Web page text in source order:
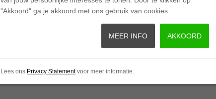
"Akkoord" ga je akkoord met ons gebruik van cookies.
AKKOORD
MEER INFO
Lees ons Privacy Statementvoor meer informatie.